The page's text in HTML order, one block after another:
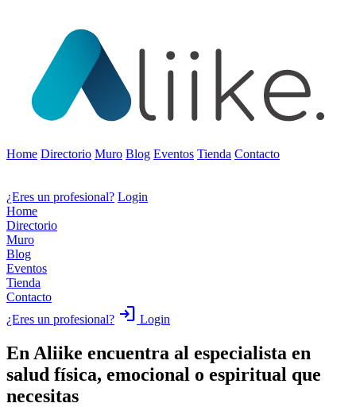
Home Directorio Muro Blog Eventos Tienda Contacto
¿Eres un profesional? Login
Home
Directorio
Muro
Blog
Eventos
Tienda
Contacto
¿Eres un profesional? login Login
En Aliike encuentra al especialista en
salud física, emocional o espiritual que
necesitas